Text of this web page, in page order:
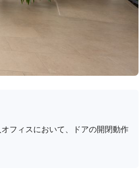
フィスにおいて、ドアの開閉動作